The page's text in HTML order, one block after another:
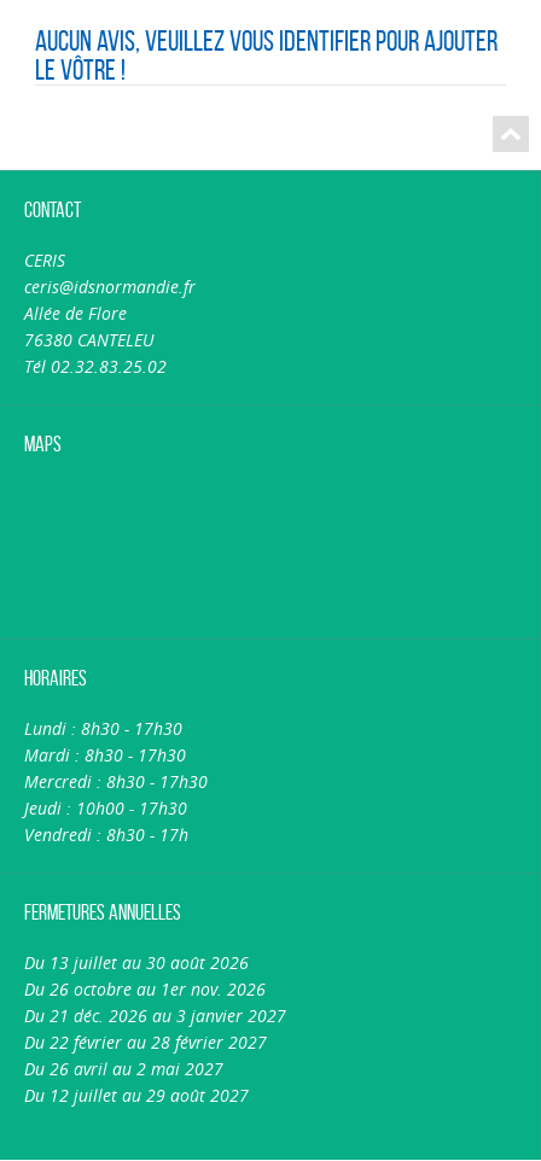
Aucun avis, veuillez vous identifier pour ajouter
le vôtre !
Contact
CERIS
ceris@idsnormandie.fr
Allée de Flore
76380 CANTELEU
Tél 02.32.83.25.02
Maps
Horaires
Lundi : 8h30 - 17h30
Mardi : 8h30 - 17h30
Mercredi : 8h30 - 17h30
Jeudi : 10h00 - 17h30
Vendredi : 8h30 - 17h
Fermetures annuelles
Du 13 juillet au 30 août 2026
Du 26 octobre au 1er nov. 2026
Du 21 déc. 2026 au 3 janvier 2027
Du 22 février au 28 février 2027
Du 26 avril au 2 mai 2027
Du 12 juillet au 29 août 2027